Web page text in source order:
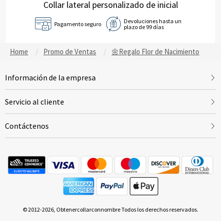
Collar lateral personalizado de inicial
Pagamento seguro
Devoluciones hasta un
plazo de 99 días
Home Promo de Ventas 🌼Regalo Flor de Nacimiento
Información de la empresa
Servicio al cliente
Contáctenos
© 2012-2026, Obtenercollarconnombre Todos los derechos reservados.